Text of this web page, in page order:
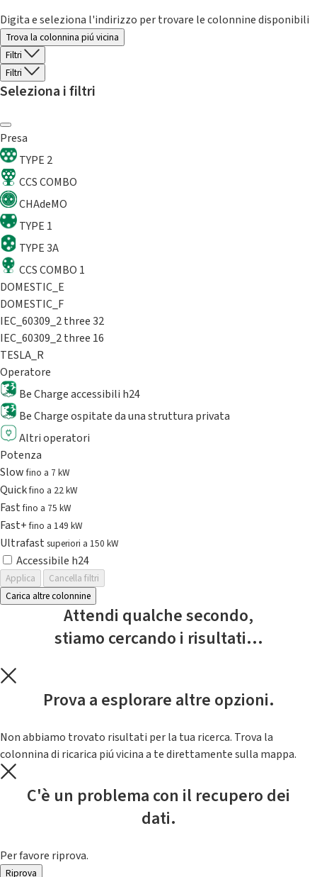
Digita e seleziona l'indirizzo per trovare le colonnine disponibili
Trova la colonnina piú vicina
Filtri
Filtri
Seleziona i filtri
Presa
TYPE 2
CCS COMBO
CHAdeMO
TYPE 1
TYPE 3A
CCS COMBO 1
DOMESTIC_E
DOMESTIC_F
IEC_60309_2 three 32
IEC_60309_2 three 16
TESLA_R
Operatore
Be Charge accessibili h24
Be Charge ospitate da una struttura privata
Altri operatori
Potenza
Slowfino a 7 kW
Quickfino a 22 kW
Fastfino a 75 kW
Fast+fino a 149 kW
Ultrafast superiori a 150 kW
Accessibile h24
Applica
Cancella filtri
Carica altre colonnine
Attendi qualche secondo,
stiamo cercando i risultati...
Prova a esplorare altre opzioni.
Non abbiamo trovato risultati per la tua ricerca. Trova la
colonnina di ricarica piú vicina a te direttamente sulla mappa.
C'è un problema con il recupero dei
dati.
Per favore riprova.
Riprova